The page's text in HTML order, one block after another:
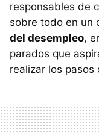
responsables de
sobre todo en un
del desempleo,
parados que
realizar los pasos